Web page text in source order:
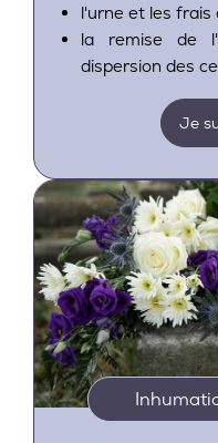
l'urne et les frais
la remise de
dispersion des
Je